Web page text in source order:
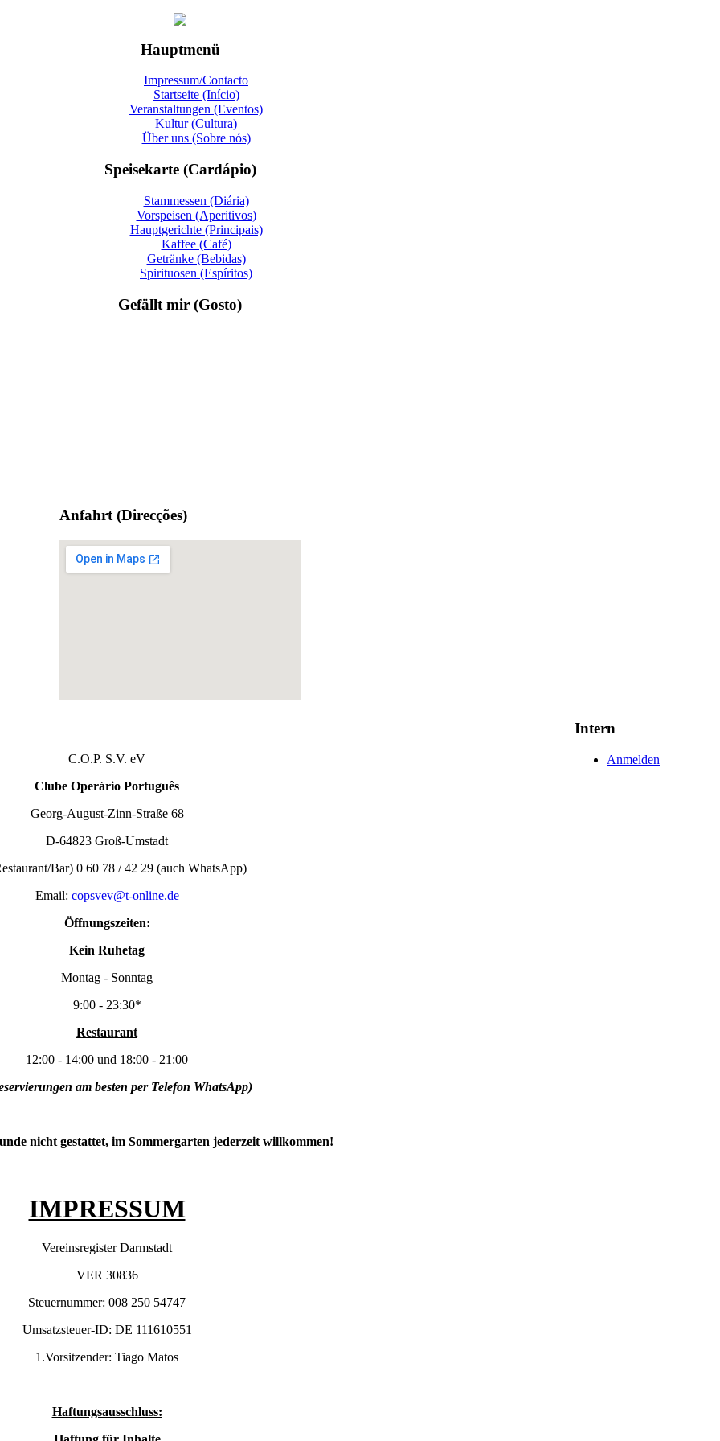
Hauptmenü
Impressum/Contacto
Startseite (Início)
Veranstaltungen (Eventos)
Kultur (Cultura)
Über uns (Sobre nós)
Speisekarte (Cardápio)
Stammessen (Diária)
Vorspeisen (Aperitivos)
Hauptgerichte (Principais)
Kaffee (Café)
Getränke (Bebidas)
Spirituosen (Espíritos)
Gefällt mir (Gosto)
Anfahrt (Direcções)
C.O.P. S.V. eV
Clube Operário Português
Georg-August-Zinn-Straße 68
D-64823 Groß-Umstadt
Bar) 0 60 78 / 42 29 (auch WhatsApp)
Email: copsvev@t-online.de
Öffnungszeiten:
Kein Ruhetag
Montag - Sonntag
9:00 - 23:30*
Restaurant
12:00 - 14:00 und 18:00 - 21:00
am besten per Telefon WhatsApp)
nicht gestattet, im Sommergarten jederzeit willkommen!
IMPRESSUM
Vereinsregister Darmstadt
VER 30836
Steuernummer: 008 250 54747
Umsatzsteuer-ID: DE 111610551
1.Vorsitzender: Tiago Matos
Haftungsausschluss:
Intern
Anmelden